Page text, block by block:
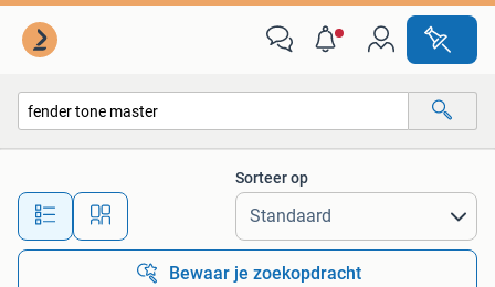
Alle afstanden…
Sorteer op
Bewaar je zoekopdracht